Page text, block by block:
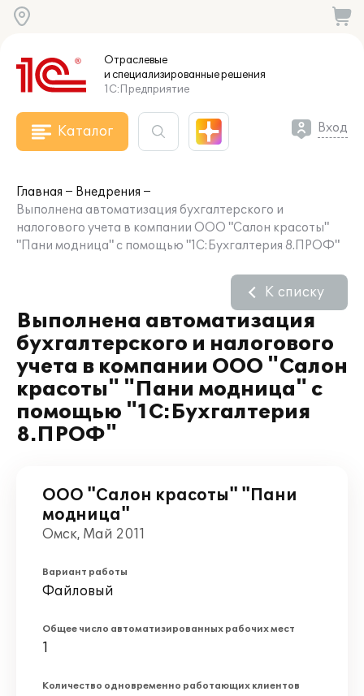
Отраслевые
и специализированныерешения
1С:Предприятие
Каталог Вход
Главная
Внедрения
Выполнена автоматизация бухгалтерского и
налогового учета в компании ООО "Салон красоты"
"Пани модница" с помощью "1С:Бухгалтерия 8.ПРОФ"
Выполнена автоматизация
бухгалтерского и налогового
учета в компании ООО "Салон
красоты" "Пани модница" с
помощью "1С:Бухгалтерия
8.ПРОФ"
К списку
ООО "Салон красоты" "Пани
модница"
Омск, Май 2011
Вариант работы
Файловый
Общее число автоматизированных рабочих мест
1
Количество одновременно работающих клиентов